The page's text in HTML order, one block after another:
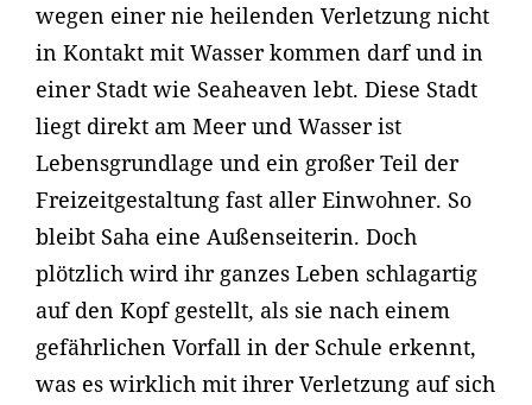
wegen einer nie heilenden Verletzung nicht
in Kontakt mit Wasser kommen darf und in
einer Stadt wie Seaheaven lebt. Diese Stadt
liegt direkt am Meer und Wasser ist
Lebensgrundlage und ein großer Teil der
Freizeitgestaltung fast aller Einwohner. So
bleibt Saha eine Außenseiterin. Doch
plötzlich wird ihr ganzes Leben schlagartig
auf den Kopf gestellt, als sie nach einem
gefährlichen Vorfall in der Schule erkennt,
was es wirklich mit ihrer Verletzung auf sich